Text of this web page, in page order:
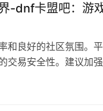
-dnf卡盟吧：游
和良好的社区氛围。
交易安全性。建议加强